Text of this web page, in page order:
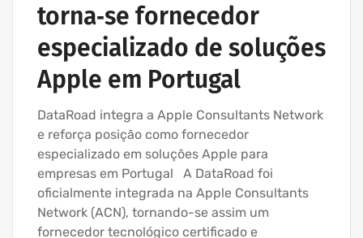
torna‑se fornecedor
especializado de soluções
Apple em Portugal
DataRoad integra a Apple Consultants Network
e reforça posição como fornecedor
especializado em soluções Apple para
empresas em Portugal A DataRoad foi
oficialmente integrada na Apple Consultants
Network (ACN), tornando-se assim um
fornecedor tecnológico certificado e